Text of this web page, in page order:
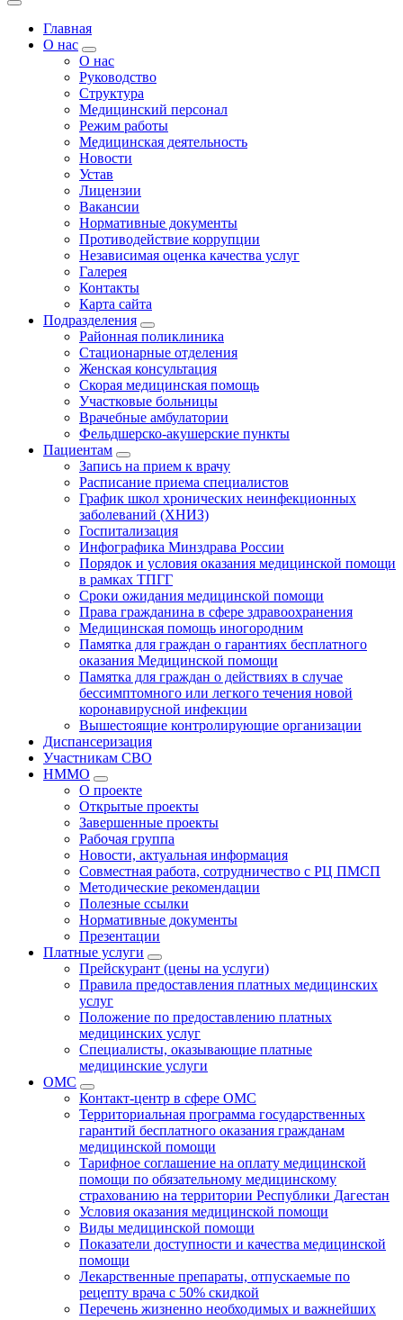
Главная
О нас
О нас
Руководство
Структура
Медицинский персонал
Режим работы
Медицинская деятельность
Новости
Устав
Лицензии
Вакансии
Нормативные документы
Противодействие коррупции
Независимая оценка качества услуг
Галерея
Контакты
Карта сайта
Подразделения
Районная поликлиника
Стационарные отделения
Женская консультация
Скорая медицинская помощь
Участковые больницы
Врачебные амбулатории
Фельдшерско-акушерские пункты
Пациентам
Запись на прием к врачу
Расписание приема специалистов
График школ хронических неинфекционных
заболеваний (ХНИЗ)
Госпитализация
Инфографика Минздрава России
Порядок и условия оказания медицинской помощи
в рамках ТПГГ
Сроки ожидания медицинской помощи
Права гражданина в сфере здравоохранения
Медицинская помощь иногородним
Памятка для граждан о гарантиях бесплатного
оказания Медицинской помощи
Памятка для граждан о действиях в случае
бессимптомного или легкого течения новой
коронавирусной инфекции
Вышестоящие контролирующие организации
Диспансеризация
Участникам СВО
НММО
О проекте
Открытые проекты
Завершенные проекты
Рабочая группа
Новости, актуальная информация
Совместная работа, сотрудничество с РЦ ПМСП
Методические рекомендации
Полезные ссылки
Нормативные документы
Презентации
Платные услуги
Прейскурант (цены на услуги)
Правила предоставления платных медицинских
услуг
Положение по предоставлению платных
медицинских услуг
Специалисты, оказывающие платные
медицинские услуги
ОМС
Контакт-центр в сфере ОМС
Территориальная программа государственных
гарантий бесплатного оказания гражданам
медицинской помощи
Тарифное соглашение на оплату медицинской
помощи по обязательному медицинскому
страхованию на территории Республики Дагестан
Условия оказания медицинской помощи
Виды медицинской помощи
Показатели доступности и качества медицинской
помощи
Лекарственные препараты, отпускаемые по
рецепту врача с 50% скидкой
Перечень жизненно необходимых и важнейших